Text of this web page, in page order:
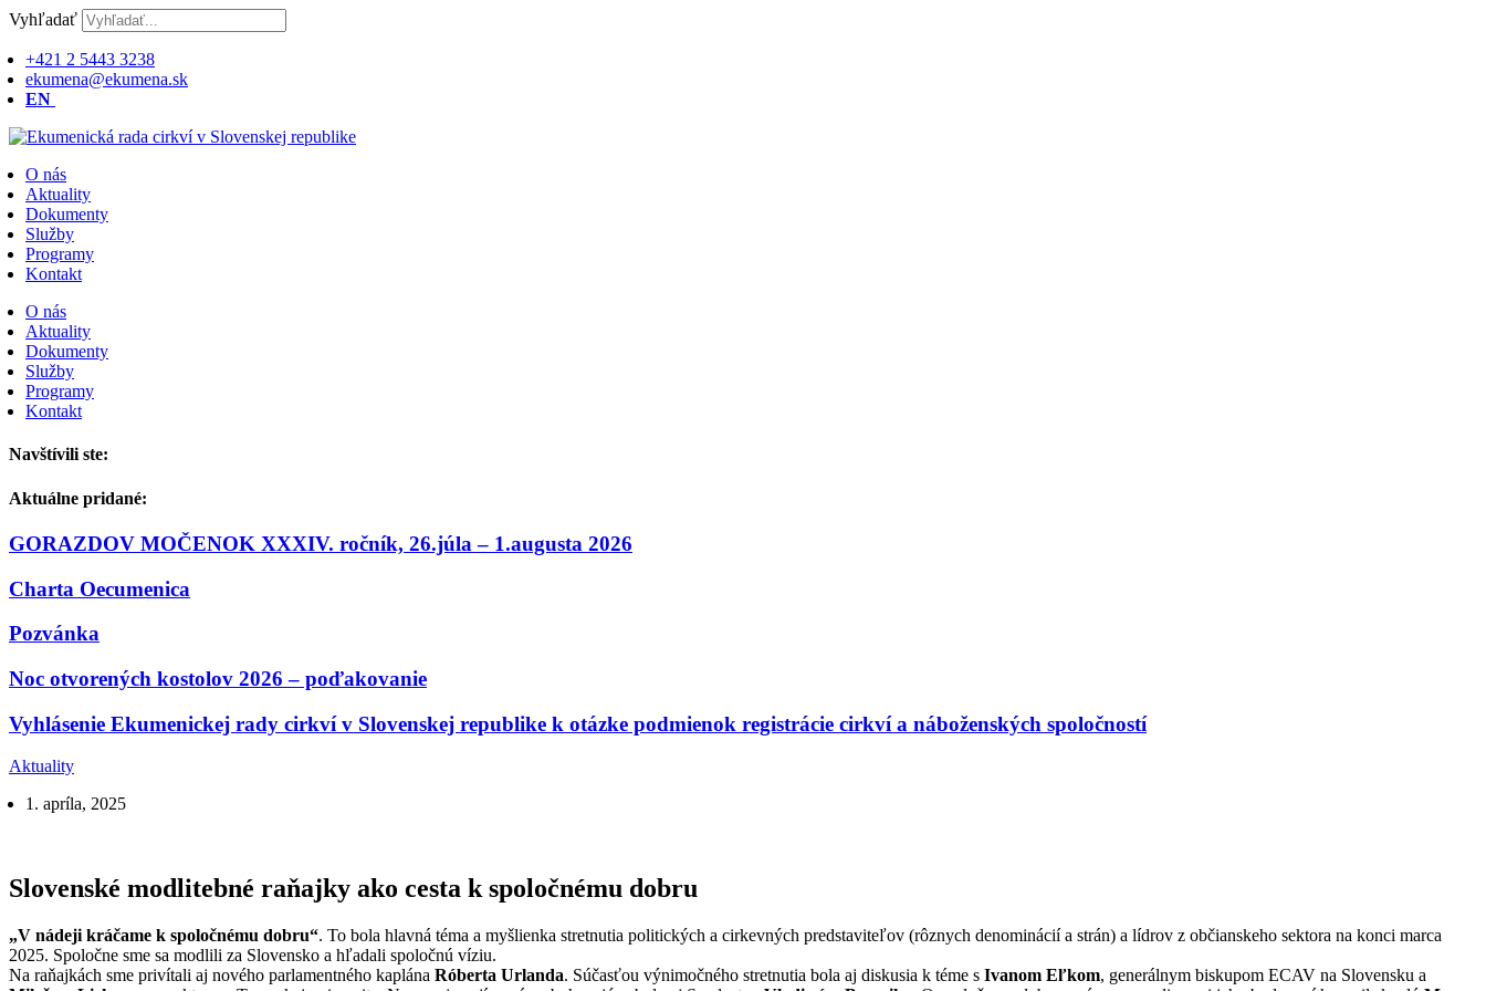
Preskočiť
obsah
Vyhľadať
+421 2 5443 3238
ekumena@ekumena.sk
EN
O nás
Aktuality
Dokumenty
Služby
Programy
Kontakt
O nás
Aktuality
Dokumenty
Služby
Programy
Kontakt
Navštívili ste:
Aktuálne pridané:
GORAZDOV MOČENOK XXXIV. ročník, 26.júla – 1.augusta 2026
Charta Oecumenica
Pozvánka
Noc otvorených kostolov 2026 – poďakovanie
Vyhlásenie Ekumenickej rady cirkví v Slovenskej republike k otázke podmienok registrácie cirkví a náboženských spoločností
Aktuality
1. apríla, 2025
Slovenské modlitebné raňajky ako cesta k spoločnému dobru
„V nádeji kráčame k spoločnému dobru“. To bola hlavná téma a myšlienka stretnutia politických a cirkevných predstaviteľov (rôznych denominácií a strán) a lídrov z občianskeho sektora na konci marca
2025. Spoločne sme sa modlili za Slovensko a hľadali spoločnú víziu.
Na raňajkách sme privítali aj nového parlamentného kaplána Róberta Urlanda. Súčasťou výnimočného stretnutia bola aj diskusia k téme s Ivanom Eľkom, generálnym biskupom ECAV na Slovensku a